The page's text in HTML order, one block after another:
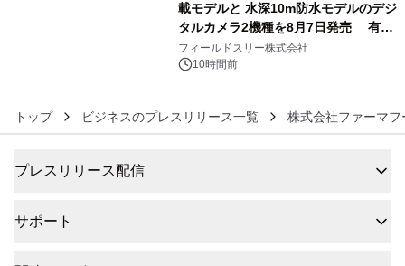
載モデルと 水深10m防水モデルのデジ
タルカメラ2機種を8月7日発売 有効
約1300万画素、用途別に選べるコンデ
ジ新登場
フィールドスリー株式会社
10時間前
トップ ビジネスのプレスリリース一覧 株式会社ファーマフ
プレスリリース配信
サポート